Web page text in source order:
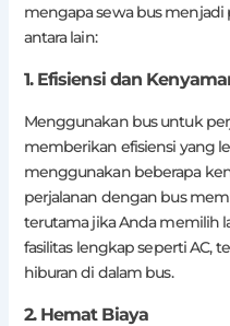
mengapa sewa bus
antara lain:
1. Efisiensi dan
Menggunakan bus untuk
memberikan efisiensi yang
menggunakan beberapa
perjalanan dengan bus
terutama jika Anda memilih
fasilitas lengkap seperti AC,
hiburan di dalam bus.
2. Hemat Biaya